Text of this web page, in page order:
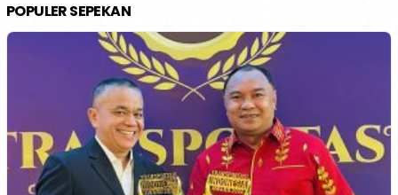
POPULER SEPEKAN